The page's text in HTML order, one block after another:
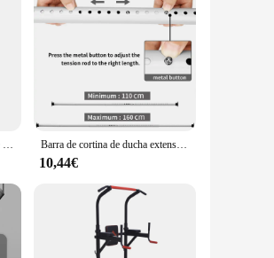
Juego de varillas para cortina de ducha en forma de U, barra para cortina de ducha curvada estirable de acero inoxidable para inodoro, baño, vestidor, 2,4x1,8 m Barra de cortina de ducha extensible a prueba de óxido, poste ajustable, Riel de cortina multiusos, armario, barra colgante, sin perforación
10,44€